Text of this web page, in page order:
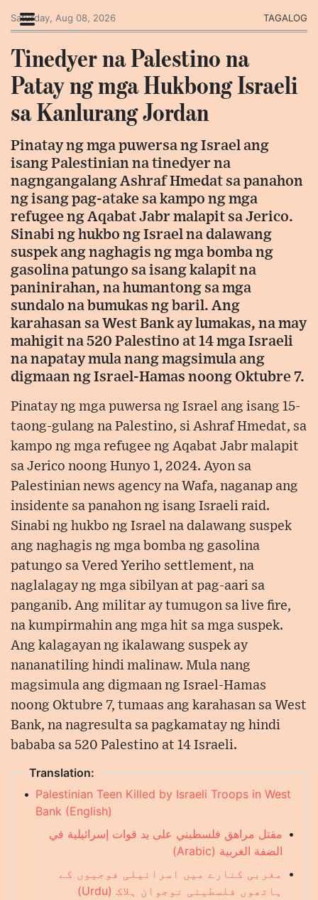
Saturday, Aug 08, 2026 TAGALOG
Tinedyer na Palestino na
Patay ng mga Hukbong Israeli
sa Kanlurang Jordan
Pinatay ng mga puwersa ng Israel ang
isang Palestinian na tinedyer na
nagngangalang Ashraf Hmedat sa panahon
ng isang pag-atake sa kampo ng mga
refugee ng Aqabat Jabr malapit sa Jerico.
Sinabi ng hukbo ng Israel na dalawang
suspek ang naghagis ng mga bomba ng
gasolina patungo sa isang kalapit na
paninirahan, na humantong sa mga
sundalo na bumukas ng baril. Ang
karahasan sa West Bank ay lumakas, na may
mahigit na 520 Palestino at 14 mga Israeli
na napatay mula nang magsimula ang
digmaan ng Israel-Hamas noong Oktubre 7.
Pinatay ng mga puwersa ng Israel ang isang 15-
taong-gulang na Palestino, si Ashraf Hmedat, sa
kampo ng mga refugee ng Aqabat Jabr malapit
sa Jerico noong Hunyo 1, 2024. Ayon sa
Palestinian news agency na Wafa, naganap ang
insidente sa panahon ng isang Israeli raid.
Sinabi ng hukbo ng Israel na dalawang suspek
ang naghagis ng mga bomba ng gasolina
patungo sa Vered Yeriho settlement, na
naglalagay ng mga sibilyan at pag-aari sa
panganib. Ang militar ay tumugon sa live fire,
na kumpirmahin ang mga hit sa mga suspek.
Ang kalagayan ng ikalawang suspek ay
nananatiling hindi malinaw. Mula nang
magsimula ang digmaan ng Israel-Hamas
noong Oktubre 7, tumaas ang karahasan sa West
Bank, na nagresulta sa pagkamatay ng hindi
bababa sa 520 Palestino at 14 Israeli.
Translation:
• Palestinian Teen Killed by Israeli Troops in West
Bank (English)
• مقتل مراهق فلسطيني على يد قوات إسرائيلية في
الضفة الغربية (Arabic)
•
مغربی کنارے میں اسرائیلی فوجیوں کے
ہاتھوں فلسطینی نوجوان ہلاک (Urdu)